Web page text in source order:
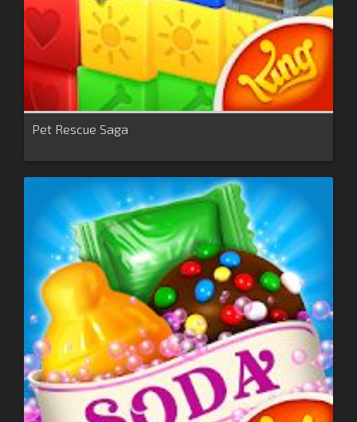
Pet Rescue Saga